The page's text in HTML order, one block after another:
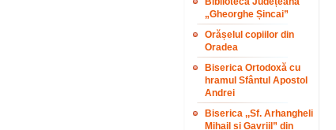
„Gheorghe Șincai”
Orășelul copiilor din
Oradea
Biserica Ortodoxă cu
hramul Sfântul Apostol
Andrei
Biserica ,,Sf. Arhangheli
Mihail și Gavriil” din